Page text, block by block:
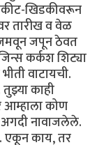
खिडकीवरून
तारीख व वेळ
जपून ठेवत
कर्कश शिट्या
वाटायची.
काही
आम्हाला कोण
नावाजलेले.
काय, तर